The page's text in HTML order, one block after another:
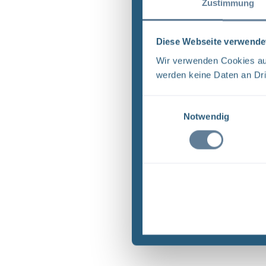
Zustimmung
Diese Webseite
Wir verwenden Cookies
werden keine Daten an
Notwendig